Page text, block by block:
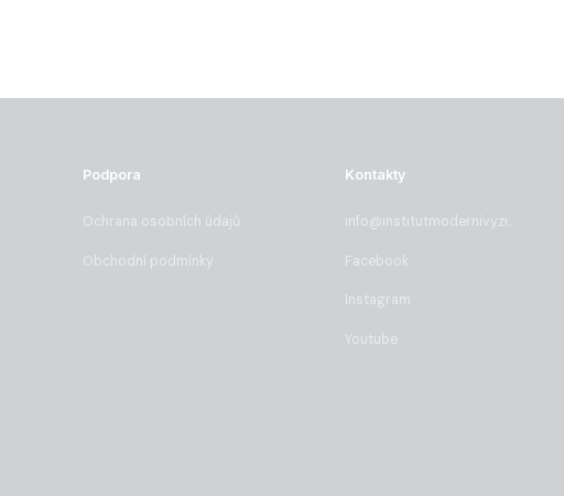
Podpora
Ochrana osobních údajů
Obchodní podmínky
Kontakty
Facebook
Instagram
Youtube